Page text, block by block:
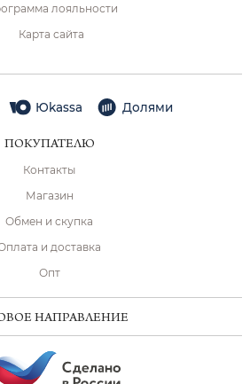
лояльности
Карта сайта
Юkassa Долями
ПОКУПАТЕЛЮ
Контакты
Магазин
Обмен и скупка
и доставка
Опт
НАПРАВЛЕНИЕ